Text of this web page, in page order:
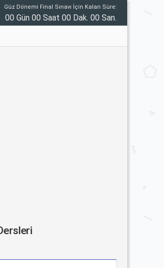
Güz Dönemi Final Sınavı İçin Kalan Süre:
00 Gün 00 Saat 00 Dak. 00 San.